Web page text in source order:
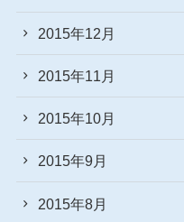
2015年12月
2015年11月
2015年10月
2015年9月
2015年8月